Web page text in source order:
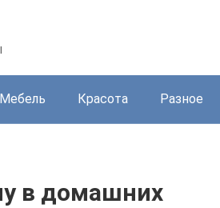
Мебель Красота Разное
в домашних